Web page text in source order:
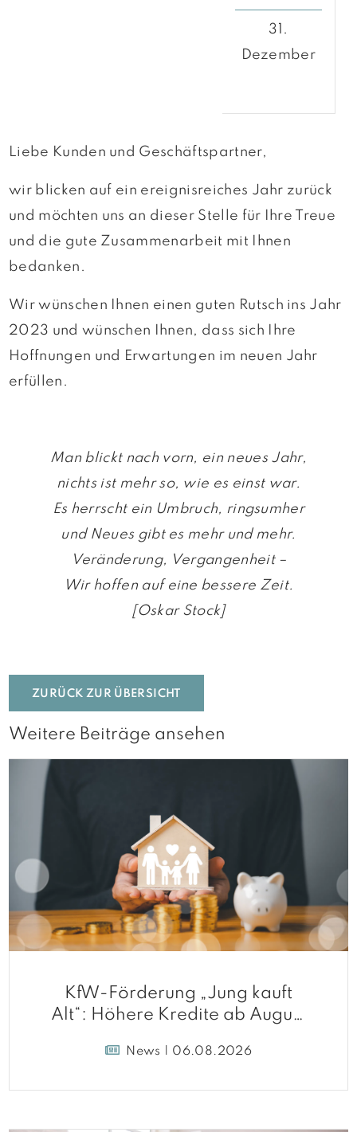
31.
Dezember
Liebe Kunden und Geschäftspartner,
wir blicken auf ein ereignisreiches Jahr zurück
und möchten uns an dieser Stelle für Ihre Treue
und die gute Zusammenarbeit mit Ihnen
bedanken.
Wir wünschen Ihnen einen guten Rutsch ins Jahr
2023 und wünschen Ihnen, dass sich Ihre
Hoffnungen und Erwartungen im neuen Jahr
erfüllen.
Man blickt nach vorn, ein neues Jahr,
nichts ist mehr so, wie es einst war.
Es herrscht ein Umbruch, ringsumher
und Neues gibt es mehr und mehr.
Veränderung, Vergangenheit –
Wir hoffen auf eine bessere Zeit.
[Oskar Stock]
ZURÜCK ZUR ÜBERSICHT
Weitere Beiträge ansehen
KfW-Förderung „Jung kauft
Alt“: Höhere Kredite ab August
News | 06.08.2026